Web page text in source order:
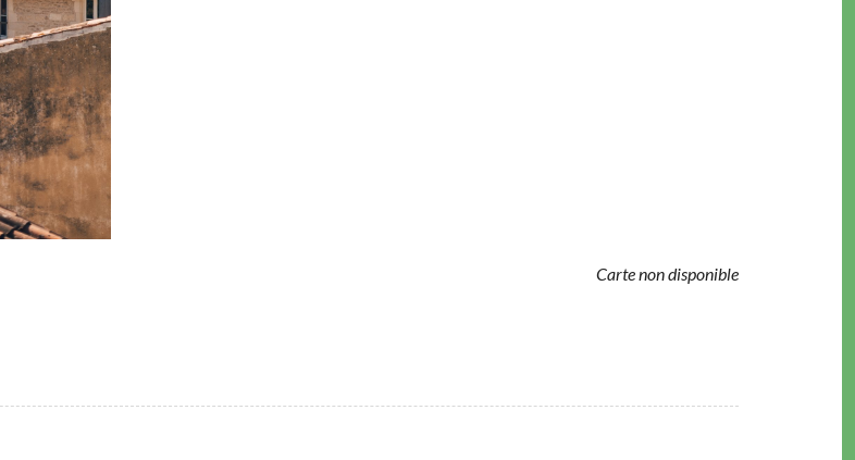
Carte non disponible